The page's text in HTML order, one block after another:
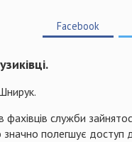
Facebook
служби
полегшує доступ